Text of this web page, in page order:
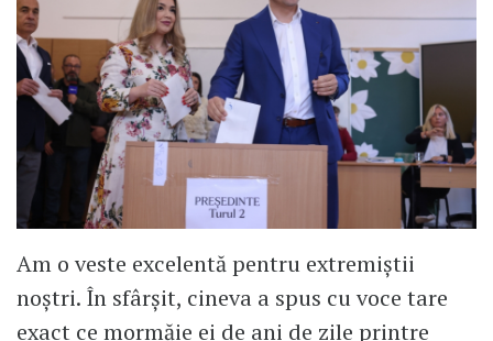
Am o veste excelentă pentru extremiștii
noștri. În sfârșit, cineva a spus cu voce tare
exact ce mormăie ei de ani de zile printre